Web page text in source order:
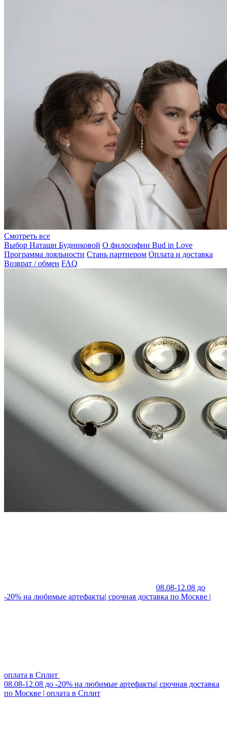
Смотреть все
Выбор Наташи Будниковой О философии Bud in Love
Программа лояльности Стань партнером Оплата и доставка
Возврат / обмен FAQ
08.08-12.08 до
-20% на любимые артефакты| срочная доставка по Москве |
оплата в Сплит
08.08-12.08 до -20% на любимые артефакты| срочная доставка
по Москве | оплата в Сплит